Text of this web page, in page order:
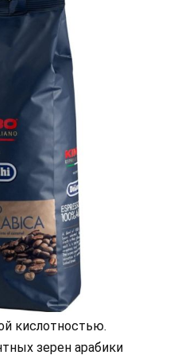
кислотностью.
зерен арабики